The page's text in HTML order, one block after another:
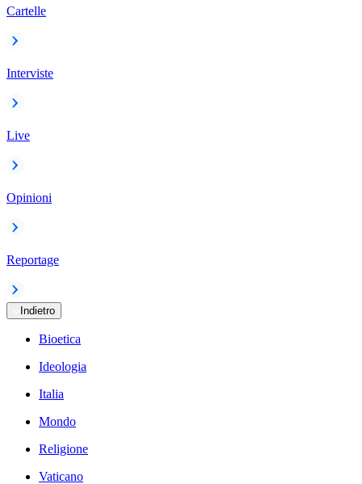
Cartelle
Interviste
Live
Opinioni
Reportage
Indietro
Bioetica
Ideologia
Italia
Mondo
Religione
Vaticano